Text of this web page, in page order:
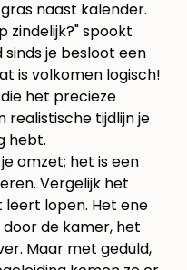
zindelijk?" spookt
je besloot een
is volkomen logisch!
het precieze
tijdlijn je
hebt.
omzet; het is een
Vergelijk het
lopen. Het ene
de kamer, het
Maar met geduld,